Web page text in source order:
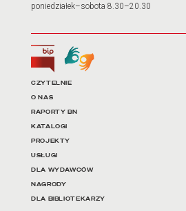
poniedziałek–sobota 8.30–20.30
Biuletyn Informacji Publicznej
Tłumacz języka migowego
Linki do
CZYTELNIE
O NAS
RAPORTY BN
KATALOGI
PROJEKTY
USŁUGI
DLA WYDAWCÓW
NAGRODY
DLA BIBLIOTEKARZY